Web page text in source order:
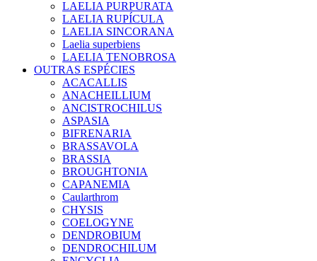
LAELIA PURPURATA
LAELIA RUPÍCULA
LAELIA SINCORANA
Laelia superbiens
LAELIA TENOBROSA
OUTRAS ESPÉCIES
ACACALLIS
ANACHEILLIUM
ANCISTROCHILUS
ASPASIA
BIFRENARIA
BRASSAVOLA
BRASSIA
BROUGHTONIA
CAPANEMIA
Caularthrom
CHYSIS
COELOGYNE
DENDROBIUM
DENDROCHILUM